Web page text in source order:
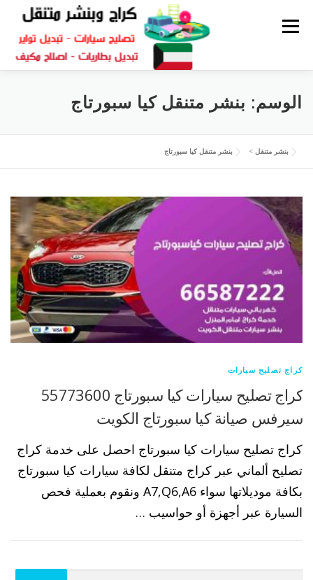
القائمة
كراج تصليح سيارات بنشر الكويت كراج متنقل
سكراب قطع غيار
الوسم: بنشر متنقل كيا سبورتاج
بنشر متنقل > بنشر متنقل كيا سبورتاج
كراج تصليح سيارات
كراج تصليح سيارات كيا سبورتاج 55773600
سيرفس صيانة كيا سبورتاج الكويت
كراج تصليح سيارات كيا سبورتاج احصل على خدمة كراج
تصليح ألماني عبر كراج متنقل لكافة سيارات كيا سبورتاج
بكافة موديلاتها سواء A7,Q6,A6 ونقوم بعملية فحص
السيارة عبر أجهزة أو حواسيب …